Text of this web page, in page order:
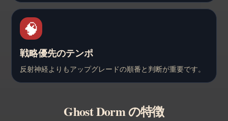
🧠
戦略優先のテンポ
反射神経よりもアップグレードの順番と判断が重要です。
Ghost Dorm の特徴